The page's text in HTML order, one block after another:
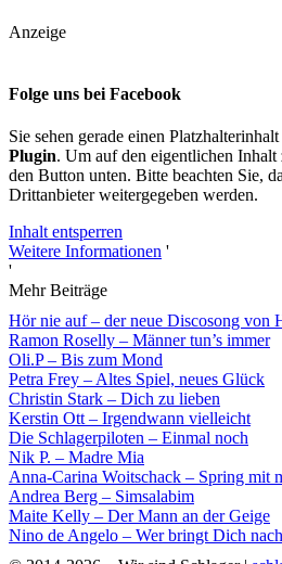
Anzeige
Folge uns bei Facebook
Sie sehen gerade einen
Plugin. Um auf den eigentlichen
den Button unten. Bitte beachten Sie,
Drittanbieter weitergegeben werden.
Inhalt entsperren
Weitere Informationen '
'
Mehr Beiträge
Hör nie auf – der neue Discosong von
Ramon Roselly – Männer tun’s immer
Oli.P – Bis zum Mond
Petra Frey – Altes Spiel, neues Glück
Christin Stark – Dich zu lieben
Kerstin Ott – Irgendwann vielleicht
Die Schlagerpiloten – Einmal noch
Nik P. – Madre Mia
Anna-Carina Woitschack – Spring mit
Andrea Berg – Simsalabim
Maite Kelly – Der Mann an der Geige
Nino de Angelo – Wer bringt Dich